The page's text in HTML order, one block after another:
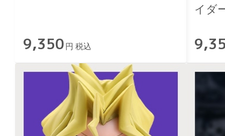
9,350 円 税込
イダ